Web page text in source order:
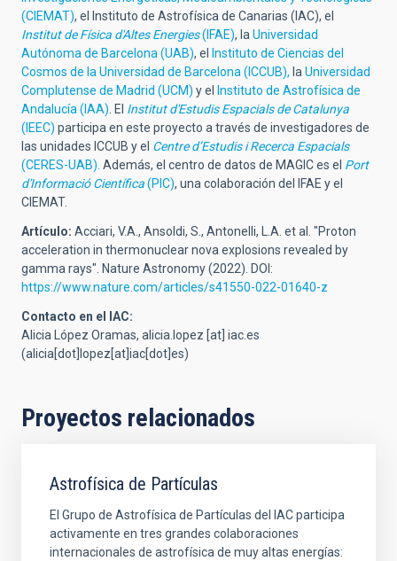
(CIEMAT), el Instituto de Astrofísica de Canarias (IAC), el
Institut de Física d'Altes Energies(IFAE), laUniversidad
Autónoma de Barcelona (UAB), el
Instituto de Ciencias del
Cosmos de la Universidad de Barcelona (ICCUB), laUniversidad
Complutense de Madrid (UCM) y el
Instituto de Astrofísica de
Andalucía (IAA). El Institut d'Estudis Espacials de Catalunya
(IEEC) participa en este proyecto a través de investigadores de
las unidades ICCUB y el Centre d’Estudis i Recerca Espacials
(CERES-UAB). Además, el centro de datos de MAGIC es el Port
d'Informació Científica(PIC), una colaboración del IFAE y el
CIEMAT.
Artículo: Acciari, V.A., Ansoldi, S., Antonelli, L.A. et al. "Proton
acceleration in thermonuclear nova explosions revealed by
gamma rays". Nature Astronomy (2022). DOI:
https://www.nature.com/articles/s41550-022-01640-z
Contacto en el IAC:
Alicia López Oramas, alicia.lopez [at] iac.es
(alicia[dot]lopez[at]iac[dot]es)
Proyectos relacionados
Astrofísica de Partículas
El Grupo de Astrofísica de Partículas del IAC participa
activamente en tres grandes colaboraciones
internacionales de astrofísica de muy altas energías: